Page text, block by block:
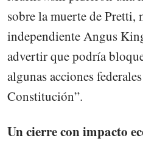
sobre la muerte de Pretti,
independiente Angus
advertir que podría
algunas acciones
Constitución”.
Un cierre con impacto